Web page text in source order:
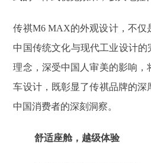
传祺M6 MAX的外观设计，不仅
中国传统文化与现代工业设计的
理念，深受中国人审美的影响
车设计，既彰显了传祺品牌的
中国消费者的深刻洞察。
舒适座舱，越级体验